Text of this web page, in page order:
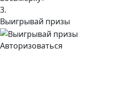
3.
Выигрывай призы
Авторизоваться